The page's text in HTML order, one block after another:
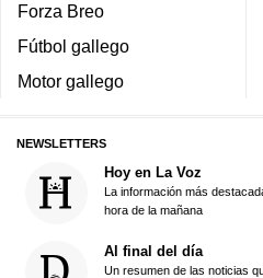
Forza Breo
Fútbol gallego
Motor gallego
NEWSLETTERS
Hoy en La Voz
La información más
hora de la mañana
Al final del día
Un resumen de las noticias